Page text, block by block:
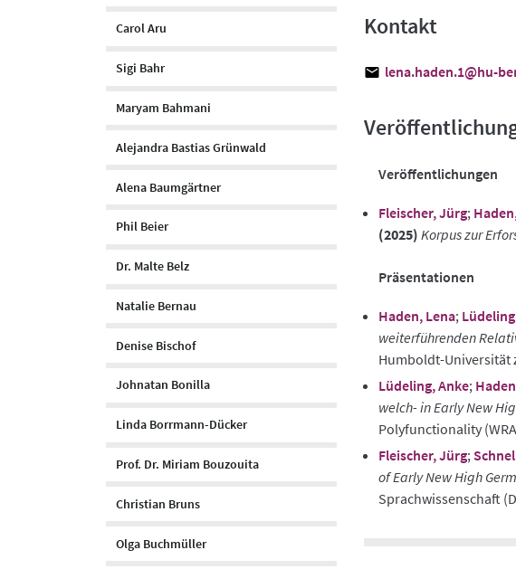
Carol Aru
Sigi Bahr
Maryam Bahmani
Alejandra Bastias Grünwald
Alena Baumgärtner
Phil Beier
Dr. Malte Belz
Natalie Bernau
Denise Bischof
Johnatan Bonilla
Linda Borrmann-Dücker
Prof. Dr. Miriam Bouzouita
Christian Bruns
Olga Buchmüller
Kontakt
lena.haden.1@hu-
Veröffentlichungen
Fleischer, Jürg;
(2025) Korpus zur
Präsentationen
Haden, Lena;
weiterführenden
Humboldt-Universität
Lüdeling, Anke;
welch- in Early New
Polyfunctionality
Fleischer, Jürg;
of Early New High
Sprachwissenschaft